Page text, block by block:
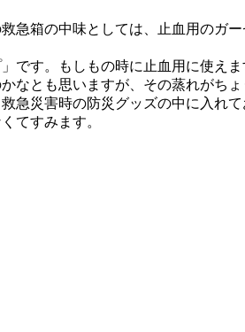
急箱の中味としては、止血用のガ
です。もしもの時に止血用に使え
なとも思いますが、その蒸れがち
急災害時の防災グッズの中に入れ
てすみます。